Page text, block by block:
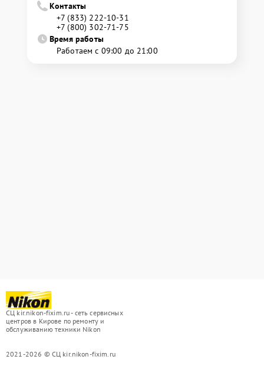
Контакты
+7 (833) 222-10-31
+7 (800) 302-71-75
Время работы
Работаем с 09:00 до 21:00
СЦ kir.nikon-fixim.ru - сеть сервисных
центров в Кирове по ремонту и
обслуживанию техники Nikon
2021-2026 © СЦ kir.nikon-fixim.ru